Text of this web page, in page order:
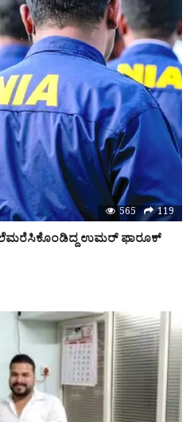
565 119
ತಲೆಮರೆಸಿಕೊಂಡಿದ್ದ ಉಮರ್‌ ಫಾರೂಕ್‌